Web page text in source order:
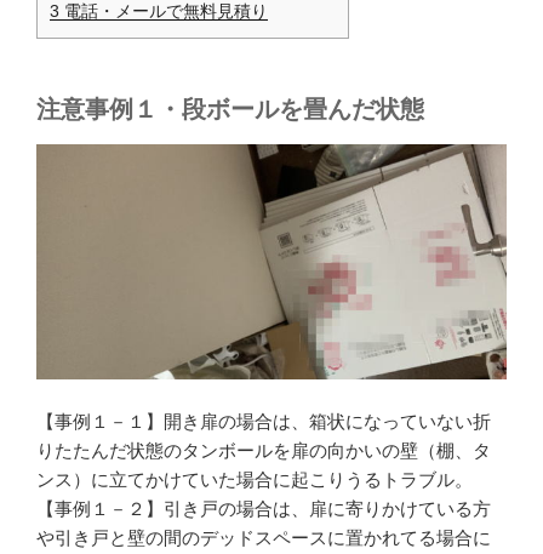
3 電話・メールで無料見積り
注意事例１・段ボールを畳んだ状態
【事例１－１】開き扉の場合は、箱状になっていない折
りたたんだ状態のタンボールを扉の向かいの壁（棚、タ
ンス）に立てかけていた場合に起こりうるトラブル。
【事例１－２】引き戸の場合は、扉に寄りかけている方
や引き戸と壁の間のデッドスペースに置かれてる場合に